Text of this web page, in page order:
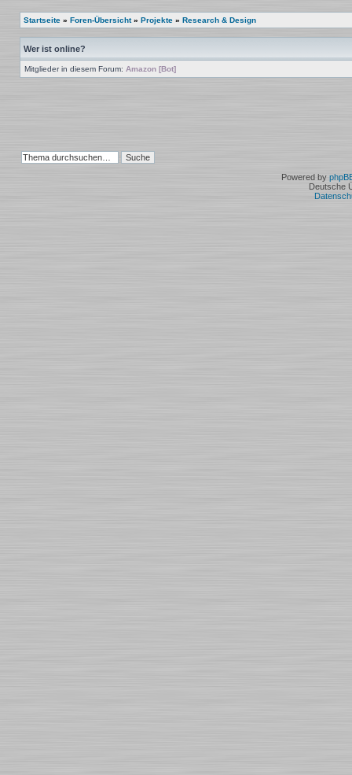
Startseite » Foren-Übersicht» Projekte » Research & Design
Wer ist online?
Mitglieder in diesem Forum: Amazon [Bot]
Powered by
Deutsche